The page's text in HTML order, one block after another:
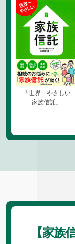
「世界一やさしい
家族信託」
【家族